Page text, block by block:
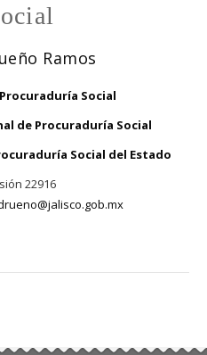
Ramos
Social
de Procuraduría Social
Social del Estado
22916
MADRUEÑO RAMOS